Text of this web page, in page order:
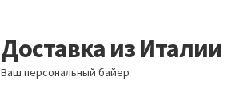
Перейти
к
навигации
Перейти
к
содержимому
Доставка из Италии
Ваш персональный байер